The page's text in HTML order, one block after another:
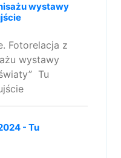
wystawy
Fotorelacja z
wystawy
Tu
- Tu